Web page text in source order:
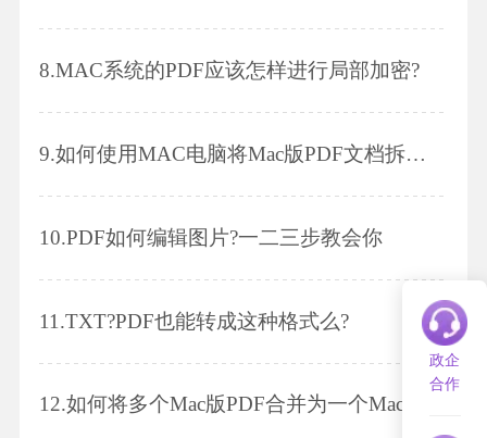
8.MAC系统的PDF应该怎样进行局部加密?
9.如何使用MAC电脑将Mac版PDF文档拆分成多个文件?
10.PDF如何编辑图片?一二三步教会你
11.TXT?PDF也能转成这种格式么?
12.如何将多个Mac版PDF合并为一个Mac版PDF呢?
政企
合作